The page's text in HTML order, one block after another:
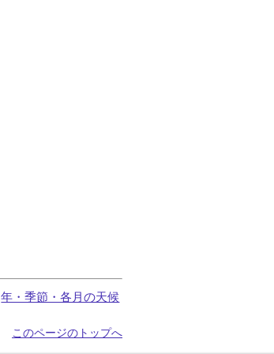
年・季節・各月の天候
このページのトップへ